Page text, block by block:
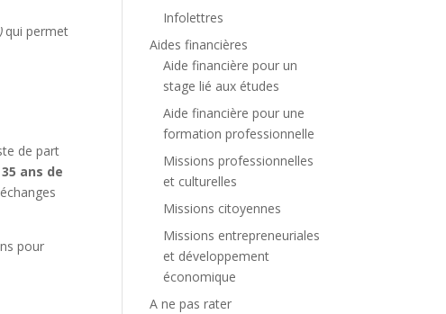
qui permet
de part
ans de
pour
Infolettres
Aides financières
Aide financière pour un
stage lié aux études
Aide financière pour une
formation professionnelle
Missions professionnelles
et culturelles
Missions citoyennes
Missions entrepreneuriales
et développement
économique
A ne pas rater